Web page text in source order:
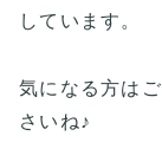
しています。
気になる方は
さいね♪